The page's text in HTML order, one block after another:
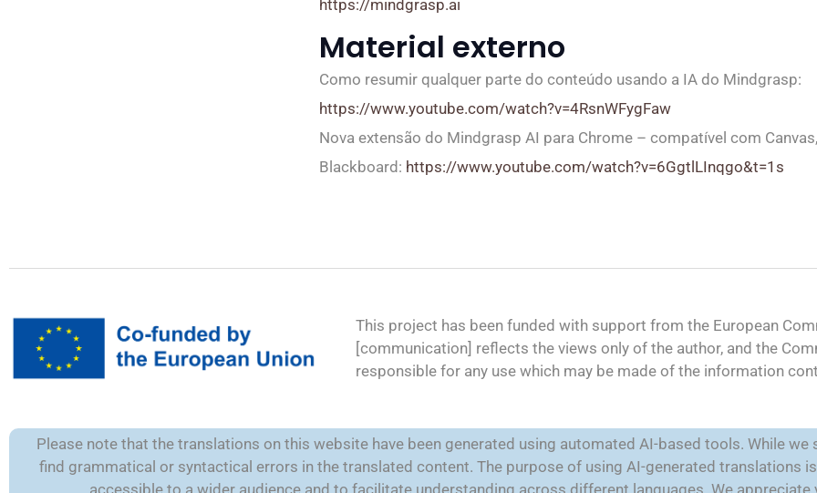
https://mindgrasp.ai
Material externo
Como resumir qualquer parte do conteúdo usando a IA do Mindgrasp:
https://www.youtube.com/watch?v=4RsnWFygFaw
Nova extensão do Mindgrasp AI para Chrome – compatível com
Blackboard: https://www.youtube.com/watch?v=6GgtlLInqgo&t=1s
This project has been funded with support from the European
[communication] reflects the views only of the author, and the
responsible for any use which may be made of the information
Please note that the translations on this website have been generated using automated AI-based tools. While we
find grammatical or syntactical errors in the translated content. The purpose of using AI-generated translations
accessible to a wider audience and to facilitate understanding across different languages. We appreciate